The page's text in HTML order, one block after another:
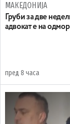
МАКЕДОНИЈА
Груби за две
адвокат е на одмор
пред 8 часа